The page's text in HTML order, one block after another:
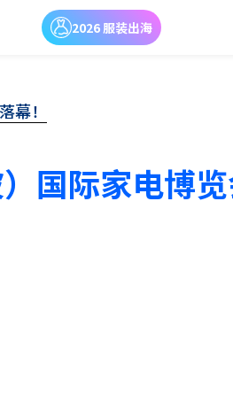
2026 服装出海
幕！
国际家电博